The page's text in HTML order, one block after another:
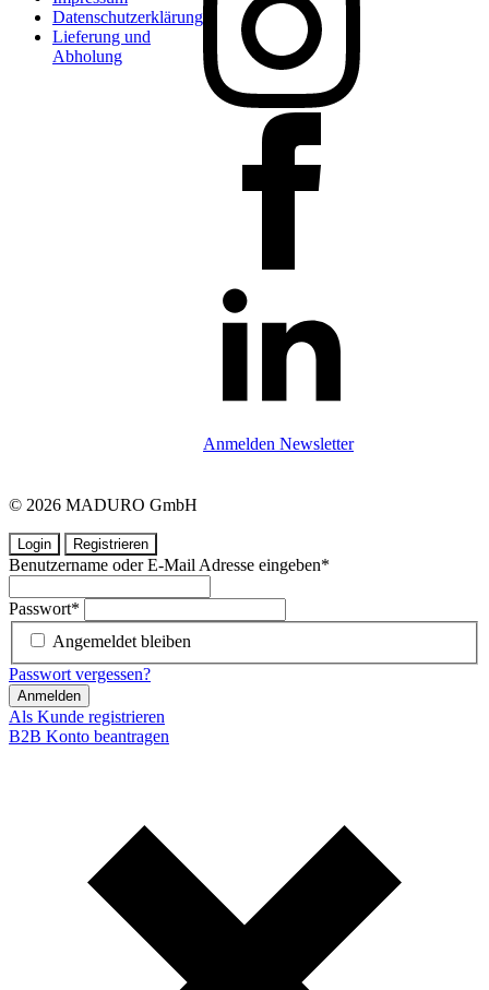
Datenschutzerklärung
Lieferung und
Abholung
Anmelden Newsletter
© 2026 MADURO GmbH
Login Registrieren
Benutzername oder E-Mail Adresse eingeben*
Passwort*
Angemeldet bleiben
Passwort vergessen?
Anmelden
Als Kunde registrieren
B2B Konto beantragen